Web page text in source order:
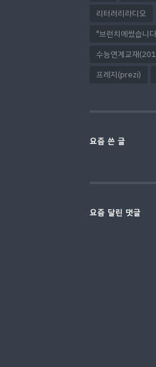
리터러리라디오
"브런치에썼습니
수능연계교재
프레지(prezi)
요즘 쓴 글
요즘 달린 댓글